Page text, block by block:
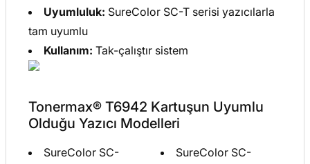
Uyumluluk: SureColor SC-T serisi yazıcılarla
tam uyumlu
Kullanım: Tak-çalıştır sistem
Tonermax® T6942 Kartuşun Uyumlu
Olduğu Yazıcı Modelleri
SureColor SC-
SureColor SC-